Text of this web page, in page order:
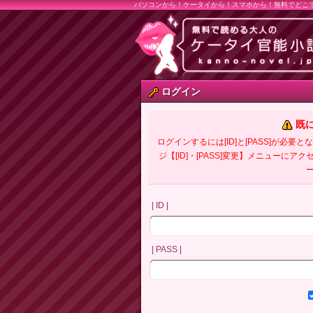
パソコンから！ケータイから！スマホから！無料でどこ
ログイン
既
ログインするには[ID]と[PASS]が必要と
ジ【[ID]・[PASS]変更】メニューにアク
| ID |
| PASS |